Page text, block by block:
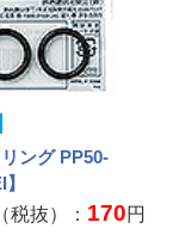
ング PP50-
税抜）： 170円